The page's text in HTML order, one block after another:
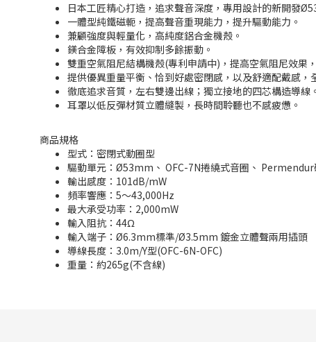
日本工匠精心打造，追求聲音深度，專用設計的新開發
一體型純鐵磁軛，提高聲音重現能力，提升驅動能力。
兼顧強度與輕量化，高純度鋁合金機殼。
鎂合金障板，有效抑制多餘振動。
雙重空氣阻尼結構機殼(專利申請中)，提高空氣阻尼效果
提供優異重量平衡、恰到好處密閉感，以及舒適配戴感，
徹底追求音質，左右雙邊出線；獨立接地的四芯構造導線。
耳罩以低反彈材質立體縫製，長時間聆聽也不感疲憊。
商品規格
型式：密閉式動圈型
驅動單元：Ø53mm、 OFC-7N捲繞式音圈、 Permendur
輸出感度：101dB/mW
頻率響應：5～43,000Hz
最大承受功率：2,000mW
輸入阻抗：44Ω
輸入端子：Ø6.3mm標準/Ø3.5mm 鍍金立體聲兩用插頭
導線長度：3.0m/Y型(OFC-6N-OFC)
重量：約265g(不含線)